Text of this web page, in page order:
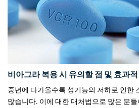
비아그라 복용 시 유의할 점 및 효과
중년에 다가올수록 성기능의 저하로 인한
많습니다. 이에 대한 대처법으로 많은 분